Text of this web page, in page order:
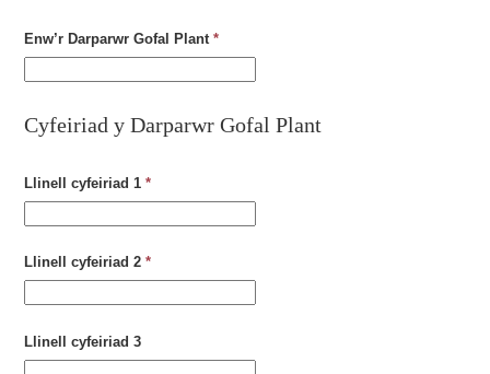
Enw’r Darparwr Gofal Plant *
Cyfeiriad y Darparwr Gofal Plant
Llinell cyfeiriad 1 *
Llinell cyfeiriad 2 *
Llinell cyfeiriad 3